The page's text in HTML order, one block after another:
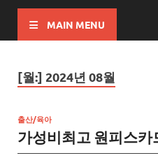
MAIN MENU
[월:] 2024년 08월
출산/육아
가성비최고 원피스카